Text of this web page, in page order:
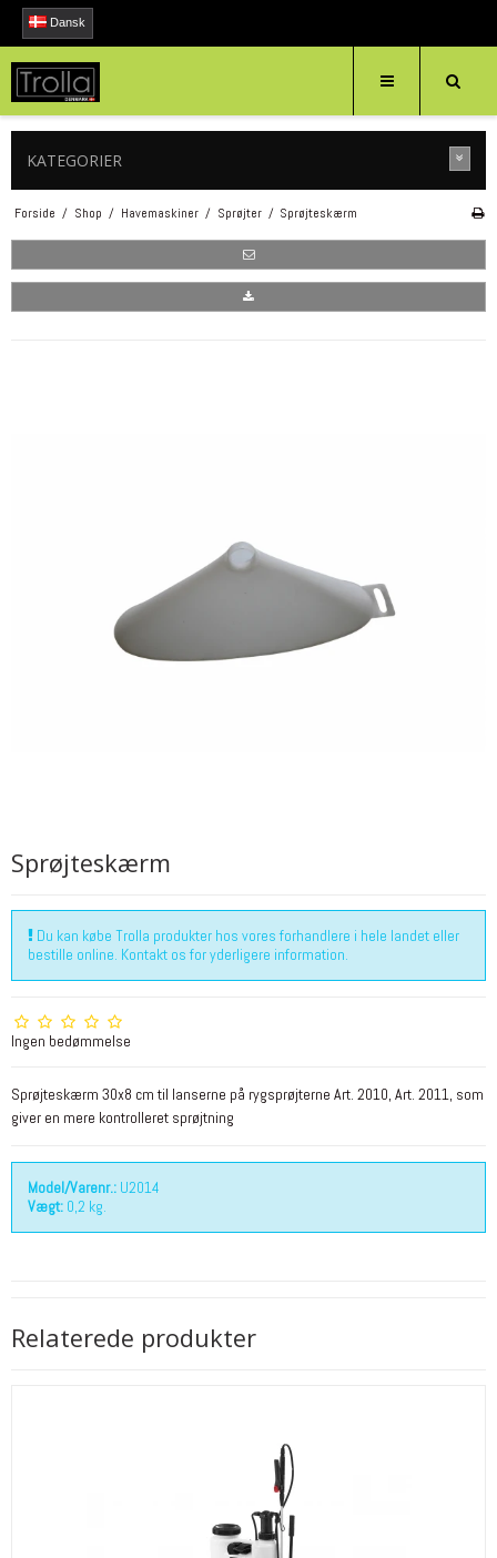
Dansk
KATEGORIER
Forside / Shop / Havemaskiner / Sprøjter / Sprøjteskærm
Sprøjteskærm
Du kan købe Trolla produkter hos vores forhandlere i hele landet eller
bestille online. Kontakt os for yderligere information.
Ingen bedømmelse
Sprøjteskærm 30x8 cm til lanserne på rygsprøjterne Art. 2010, Art. 2011, som
giver en mere kontrolleret sprøjtning
Model/Varenr.: U2014
Vægt: 0,2 kg.
Relaterede produkter